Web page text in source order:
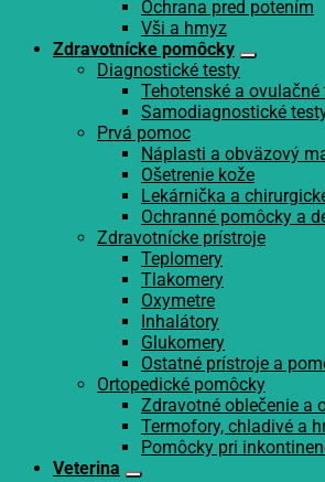
Ochrana pred potením
Vši a hmyz
Zdravotnícke pomôcky
Diagnostické testy
Tehotenské a ovulačné
Samodiagnostické
Prvá pomoc
Náplasti a obväzový
Ošetrenie kože
Lekárnička a
Ochranné pomôcky a
Zdravotnícke prístroje
Teplomery
Tlakomery
Oxymetre
Inhalátory
Glukomery
Ostatné prístroje a
Ortopedické pomôcky
Zdravotné oblečenie a
Termofory, chladivé a
Pomôcky pri
Veterina